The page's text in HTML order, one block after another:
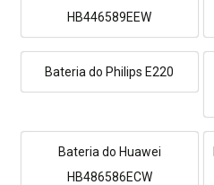
HB446589EEW
Bateria do Philips E220
Bateria do Huawei
HB486586ECW